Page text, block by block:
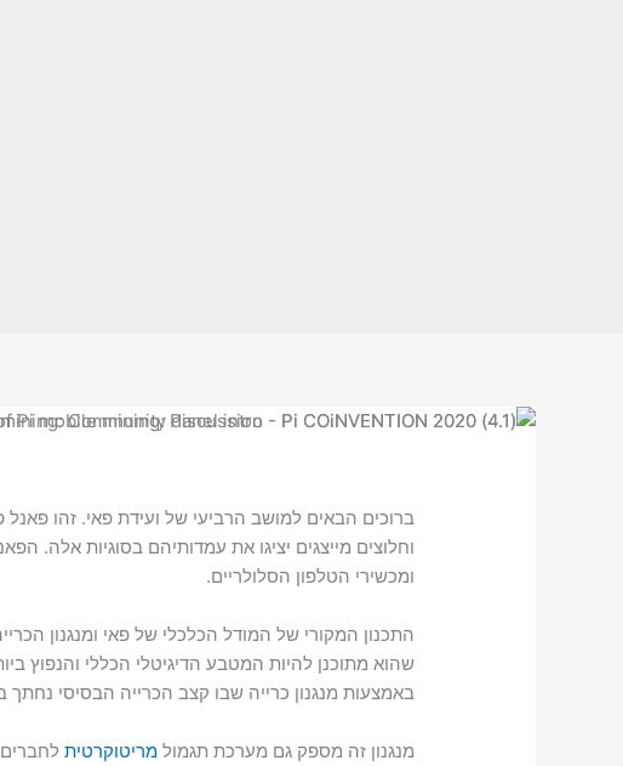
ברוכים הבאים למושב הרביעי של ועידת פאי. זהו פאנל
וחלוצים מייצגים יציגו את עמדותיהם בסוגיות אלה.
ומכשירי הטלפון הסלולריים.
התכנון המקורי של המודל הכלכלי של פאי ומנגנון
שהוא מתוכנן להיות המטבע הדיגיטלי הכללי והנפוץ
באמצעות מנגנון כרייה שבו קצב הכרייה הבסיסי נחתך
מנגנון זה מספק גם מערכת תגמולמריטוקרטית